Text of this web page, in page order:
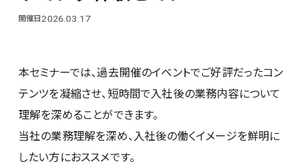
開催日2026.03.17
本セミナーでは、過去開催のイベントでご好評だったコン
テンツを凝縮させ、短時間で入社後の業務内容について
理解を深めることができます。
当社の業務理解を深め、入社後の働くイメージを鮮明に
したい方におススメです。